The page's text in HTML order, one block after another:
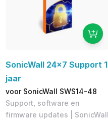
SonicWall 24x7 Support 1
jaar
voor SonicWall SWS14-48
Support, software en
firmware updates | SonicWall